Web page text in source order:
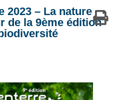
2023 – La nature
de la 9ème édition